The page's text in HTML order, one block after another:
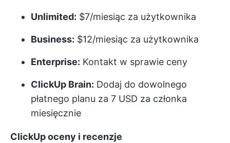
Unlimited: $7/miesiąc za użytkownika
Business: $12/miesiąc za użytkownika
Enterprise: Kontakt w sprawie ceny
ClickUp Brain: Dodaj do dowolnego
płatnego planu za 7 USD za członka
miesięcznie
ClickUp oceny i recenzje